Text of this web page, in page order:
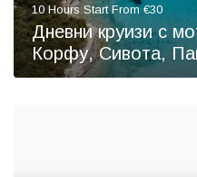
10 Hours Start From €30
Дневни круизи с
Корфу, Сивота,